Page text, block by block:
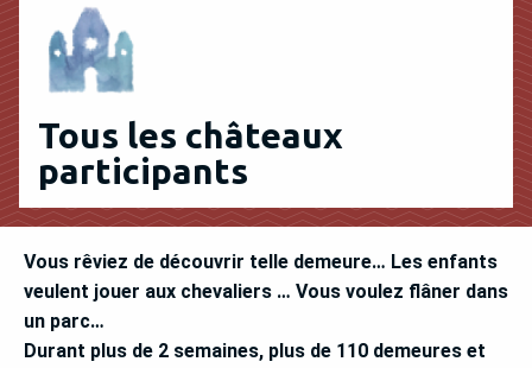
Tous les châteaux
participants
Vous rêviez de découvrir telle demeure… Les enfants
veulent jouer aux chevaliers … Vous voulez flâner dans
un parc…
Durant plus de 2 semaines, plus de 110 demeures et